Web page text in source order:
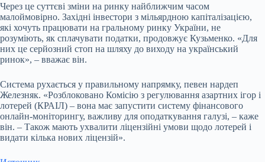
Через це суттєві зміни на ринку найближчим часом
малоймовірно. Західні інвестори з мільярдною капіталізацією,
які хочуть працювати на гральному ринку України, не
розуміють, як сплачувати податки, продовжує Кузьменко. «Для
них це серйозний стоп на шляху до виходу на український
ринок», – вважає він.
Система рухається у правильному напрямку, певен нардеп
Железняк. «Розблоковано Комісію з регулювання азартних ігор і
лотерей (КРАІЛ) – вона має запустити систему фінансового
онлайн-моніторингу, важливу для оподаткування галузі, – каже
він. – Також мають ухвалити ліцензійні умови щодо лотерей і
видати кілька нових ліцензій».